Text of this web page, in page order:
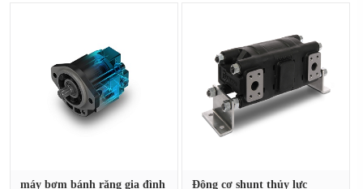
máy bơm bánh răng gia đình
Động cơ shunt thủy lực